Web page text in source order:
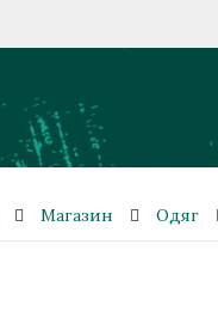
Магазин Одяг